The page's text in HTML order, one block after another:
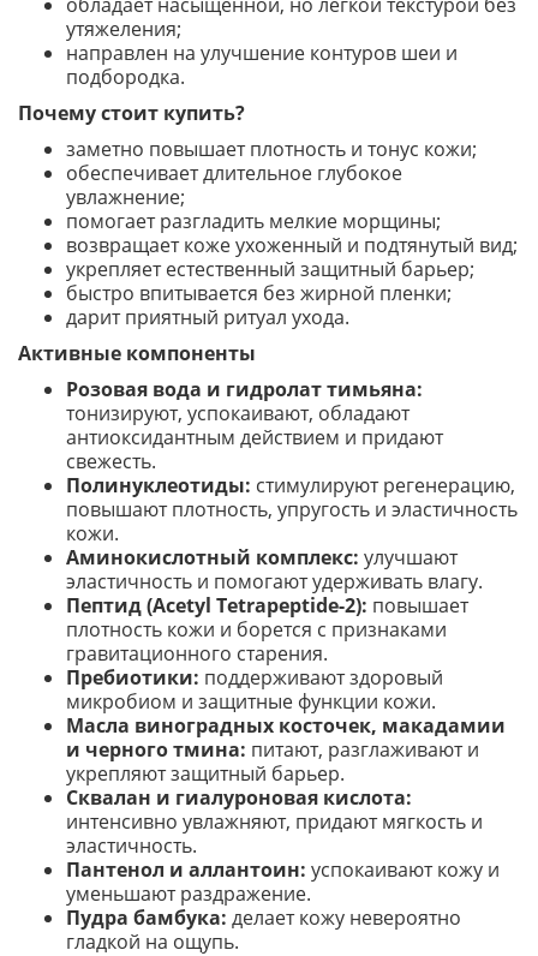
утяжеления;
направлен на улучшение контуров шеи и
подбородка.
Почему стоит купить?
заметно повышает плотность и тонус кожи;
обеспечивает длительное глубокое
увлажнение;
помогает разгладить мелкие морщины;
возвращает коже ухоженный и подтянутый вид;
укрепляет естественный защитный барьер;
быстро впитывается без жирной пленки;
дарит приятный ритуал ухода.
Активные компоненты
Розовая вода и гидролат тимьяна:
тонизируют, успокаивают, обладают
антиоксидантным действием и придают
свежесть.
Полинуклеотиды: стимулируют регенерацию,
повышают плотность, упругость и эластичность
кожи.
Аминокислотный комплекс: улучшают
эластичность и помогают удерживать влагу.
Пептид (Acetyl Tetrapeptide-2): повышает
плотность кожи и борется с признаками
гравитационного старения.
Пребиотики: поддерживают здоровый
микробиом и защитные функции кожи.
Масла виноградных косточек, макадамии
и черного тмина: питают, разглаживают и
укрепляют защитный барьер.
Сквалан и гиалуроновая кислота:
интенсивно увлажняют, придают мягкость и
эластичность.
Пантенол и аллантоин: успокаивают кожу и
уменьшают раздражение.
Пудра бамбука: делает кожу невероятно
гладкой на ощупь.